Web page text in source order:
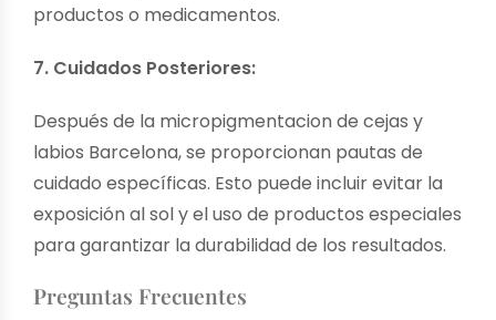
productos o medicamentos.
7. Cuidados Posteriores:
Después de la micropigmentacion de cejas y
labios Barcelona, se proporcionan pautas de
cuidado específicas. Esto puede incluir evitar la
exposición al sol y el uso de productos especiales
para garantizar la durabilidad de los resultados.
Preguntas Frecuentes